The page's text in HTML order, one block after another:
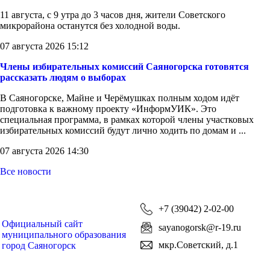
11 августа, с 9 утра до 3 часов дня, жители Советского
микрорайона останутся без холодной воды.
07 августа 2026 15:12
Члены избирательных комиссий Саяногорска готовятся
рассказать людям о выборах
В Саяногорске, Майне и Черёмушках полным ходом идёт
подготовка к важному проекту «ИнформУИК». Это
специальная программа, в рамках которой члены участковых
избирательных комиссий будут лично ходить по домам и ...
07 августа 2026 14:30
Все новости
Официальный сайт
муниципального образования
город Саяногорск
+7 (39042) 2-02-00
sayanogorsk@r-19.ru
мкр.Советский, д.1